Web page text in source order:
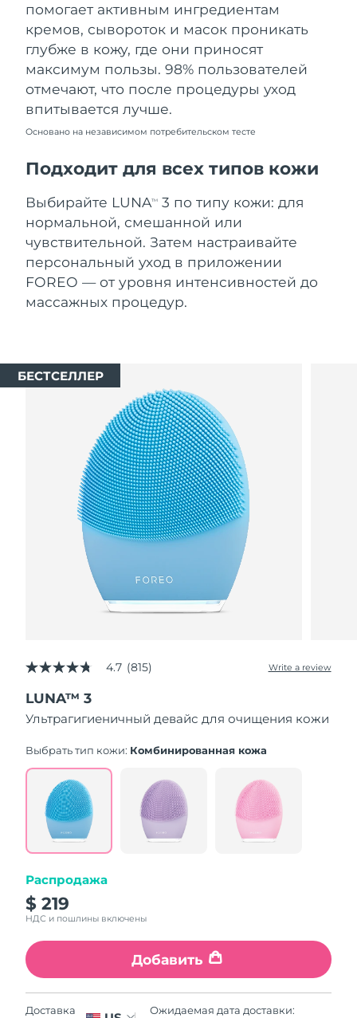
помогает активным ингредиентам
кремов, сывороток и масок проникать
глубже в кожу, где они приносят
максимум пользы. 98% пользователей
отмечают, что после процедуры уход
впитывается лучше.
Основано на независимом потребительском тесте
Подходит для всех типов кожи
Выбирайте LUNATM
3 по типу кожи: для
нормальной, смешанной или
чувствительной. Затем настраивайте
персональный уход в приложении
FOREO — от уровня интенсивностей до
массажных процедур.
БЕСТСЕЛЛЕР
4.7
of
5
stars,
rating
Read
Reviews.
Same
page
link.
4.7 (815) Write a review
LUNA™ 3
Ультрагигиеничный девайс для очищения кожи
Выбрать тип кожи: Комбинированная кожа
Распродажа
$ 219
НДС и пошлины включены
Добавить
Доставка
Ожидаемая дата доставки:
Турция
Ожидаемая дата доставки
8/10/26
ОАЭ
Ожидаемая дата доставки
Великобритания
Соединенные
Штаты
Ожидаемая дата доставки
Узбекистан
Ожидаемая дата доставки
Вьетнам
Ожидаемая дата доставки
8/15/26